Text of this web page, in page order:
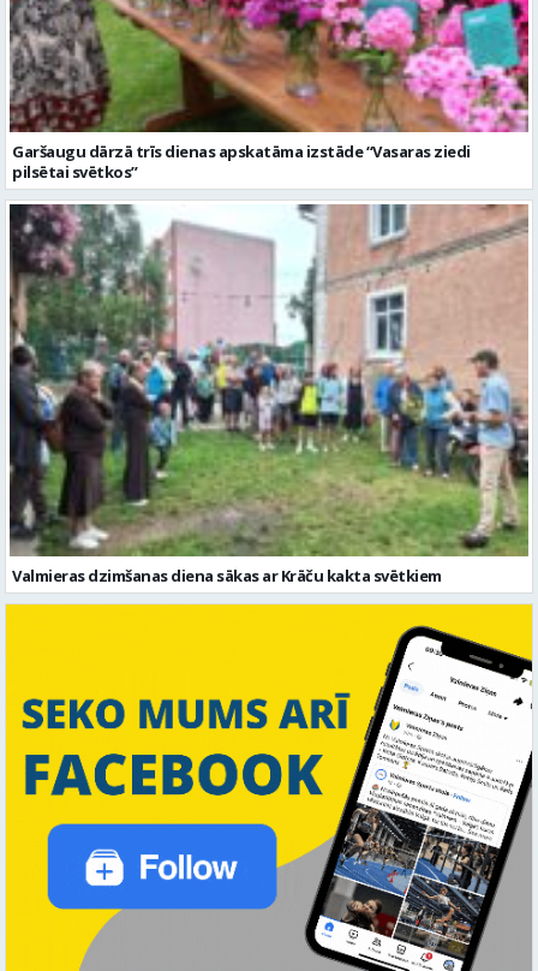
Garšaugu dārzā trīs dienas apskatāma izstāde “Vasaras ziedi
pilsētai svētkos”
Valmieras dzimšanas diena sākas ar Krāču kakta svētkiem